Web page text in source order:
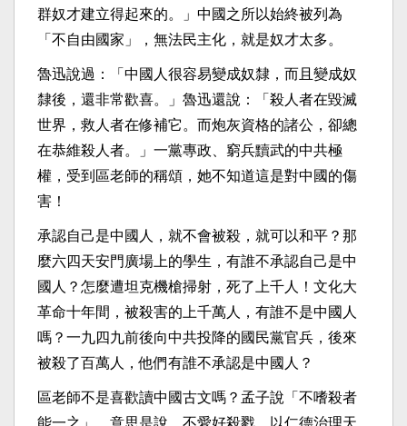
群奴才建立得起來的。」中國之所以始終被列為
「不自由國家」，無法民主化，就是奴才太多。
魯迅說過：「中國人很容易變成奴隸，而且變成奴
隸後，還非常歡喜。」魯迅還說：「殺人者在毀滅
世界，救人者在修補它。而炮灰資格的諸公，卻總
在恭維殺人者。」一黨專政、窮兵黷武的中共極
權，受到區老師的稱頌，她不知道這是對中國的傷
害！
承認自己是中國人，就不會被殺，就可以和平？那
麼六四天安門廣場上的學生，有誰不承認自己是中
國人？怎麼遭坦克機槍掃射，死了上千人！文化大
革命十年間，被殺害的上千萬人，有誰不是中國人
嗎？一九四九前後向中共投降的國民黨官兵，後來
被殺了百萬人，他們有誰不承認是中國人？
區老師不是喜歡讀中國古文嗎？孟子說「不嗜殺者
能一之」，意思是說，不愛好殺戮、以仁德治理天